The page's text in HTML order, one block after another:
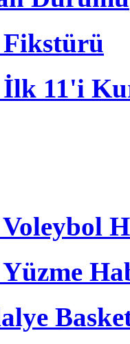
Fikstürü
İlk 11'i